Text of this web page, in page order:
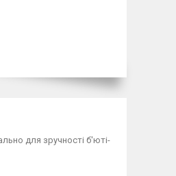
для зручності б'юті-